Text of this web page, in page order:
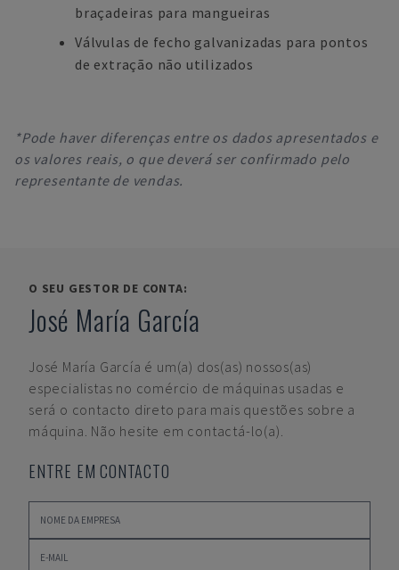
braçadeiras para mangueiras
Válvulas de fecho galvanizadas para pontos
de extração não utilizados
*Pode haver diferenças entre os dados apresentados e
os valores reais, o que deverá ser confirmado pelo
representante de vendas.
O SEU GESTOR DE CONTA:
José María García
José María García é um(a) dos(as) nossos(as)
especialistas no comércio de máquinas usadas e
será o contacto direto para mais questões sobre a
máquina. Não hesite em contactá-lo(a).
ENTRE EM CONTACTO